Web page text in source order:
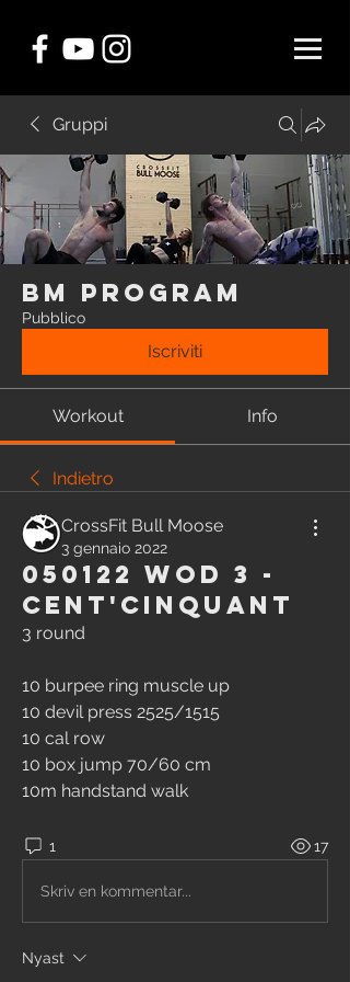
Gruppi
BM Program
Pubblico
Iscriviti
Workout Info
Indietro
CrossFit Bull Moose
3 gennaio 2022
050122 WOD 3 -
Cent'cinquant
3 round
10 burpee ring muscle up
10 devil press 2525/1515
10 cal row
10 box jump 70/60 cm
10m handstand walk
1 17
Skriv en kommentar...
Nyast